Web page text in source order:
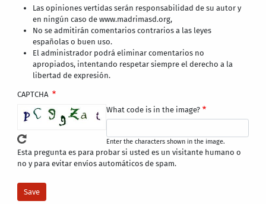
Las opiniones vertidas serán responsabilidad de su autor y
en ningún caso de www.madrimasd.org,
No se admitirán comentarios contrarios a las leyes
españolas o buen uso.
El administrador podrá eliminar comentarios no
apropiados, intentando respetar siempre el derecho a la
libertad de expresión.
CAPTCHA
What code is in the image?
Enter the characters shown in the image.
Esta pregunta es para probar si usted es un visitante humano o
no y para evitar envíos automáticos de spam.